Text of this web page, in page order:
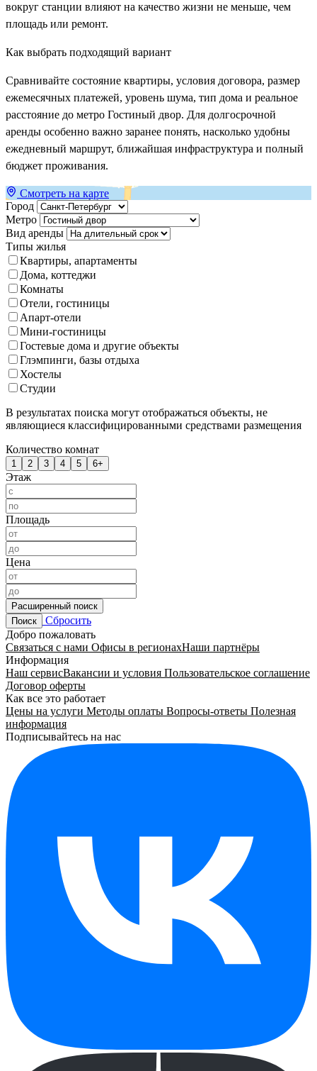
вокруг станции влияют на качество жизни не меньше, чем
площадь или ремонт.
Как выбрать подходящий вариант
Сравнивайте состояние квартиры, условия договора, размер
ежемесячных платежей, уровень шума, тип дома и реальное
расстояние до метро Гостиный двор. Для долгосрочной
аренды особенно важно заранее понять, насколько удобны
ежедневный маршрут, ближайшая инфраструктура и полный
бюджет проживания.
Смотреть на карте
Город
Метро
Вид аренды
Типы жилья
Квартиры, апартаменты
Дома, коттеджи
Комнаты
Отели, гостиницы
Апарт-отели
Мини-гостиницы
Гостевые дома и другие объекты
Глэмпинги, базы отдыха
Хостелы
Студии
В результатах поиска могут отображаться объекты, не
являющиеся классифицированными средствами размещения
Количество комнат
1 2 3 4 5 6+
Этаж
Площадь
Цена
Расширенный поиск
Поиск
Сбросить
Добро пожаловать
Связаться с нами Офисы в регионахНаши партнёры
Информация
Наш сервисВакансии и условия Пользовательское соглашение
Договор оферты
Как все это работает
Цены на услуги Методы оплаты Вопросы-ответы Полезная
информация
Подписывайтесь на нас